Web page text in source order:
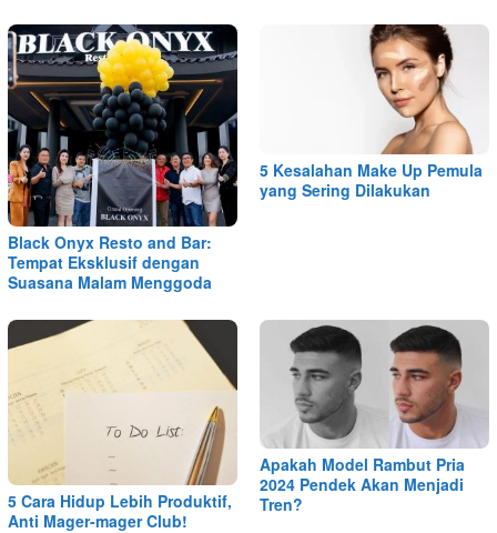
Black Onyx Resto and Bar:
Tempat Eksklusif dengan
Suasana Malam Menggoda
5 Kesalahan Make Up Pemula
yang Sering Dilakukan
5 Cara Hidup Lebih Produktif,
Anti Mager-mager Club!
Apakah Model Rambut Pria
2024 Pendek Akan Menjadi
Tren?